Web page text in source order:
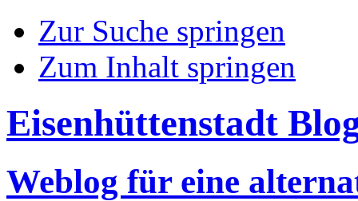
Zur Suche springen
Zum Inhalt springen
Eisenhüttenstadt
Weblog für eine